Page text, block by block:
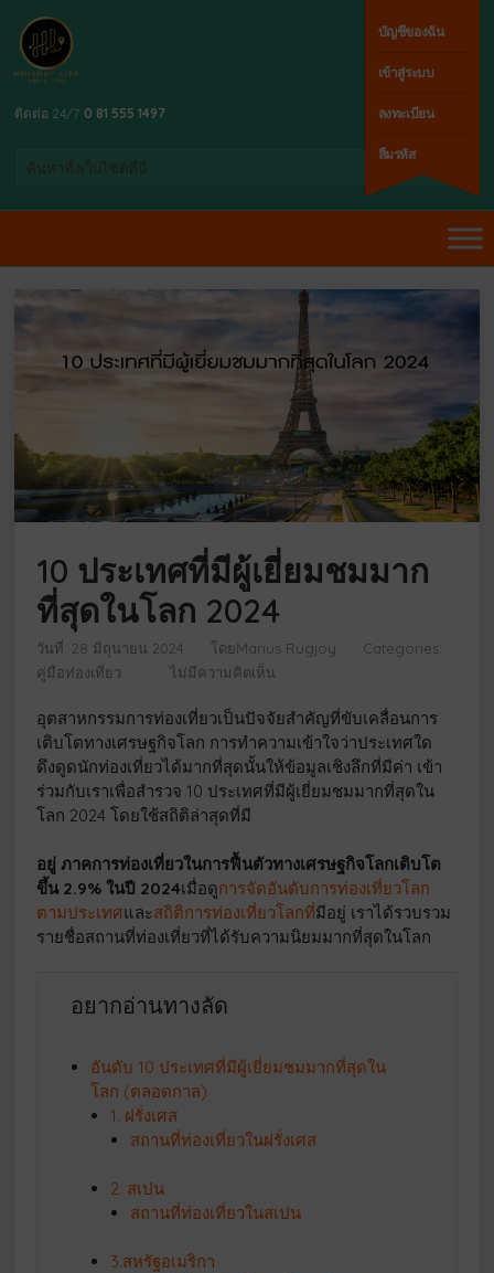
บัญชีของฉัน
เข้าสู่ระบบ
ลงทะเบียน
ลืมรหัส
ติดต่อ 24/7 0 81 555 1497
10 ประเทศที่มีผู้เยี่ยมชมมาก
ที่สุดในโลก 2024
วันที่: 28 มิถุนายน 2024 โดย Manus Rugjoy
Categories:
คู่มือท่องเที่ยว
ไม่มีความคิดเห็น
อุตสาหกรรมการท่องเที่ยวเป็นปัจจัยสำคัญที่ขับเคลื่อนการ
เติบโตทางเศรษฐกิจโลก การทำความเข้าใจว่าประเทศใด
ดึงดูดนักท่องเที่ยวได้มากที่สุดนั้นให้ข้อมูลเชิงลึกที่มีค่า เข้า
ร่วมกับเราเพื่อสำรวจ 10 ประเทศที่มีผู้เยี่ยมชมมากที่สุดใน
โลก 2024 โดยใช้สถิติล่าสุดที่มี
อยู่ ภาคการท่องเที่ยวในการฟื้นตัวทางเศรษฐกิจโลกเติบโต
ขึ้น 2.9% ในปี 2024เมื่อดูการจัดอันดับการท่องเที่ยวโลก
ตามประเทศและสถิติการท่องเที่ยวโลกที่มีอยู่ เราได้รวบรวม
รายชื่อสถานที่ท่องเที่ยวที่ได้รับความนิยมมากที่สุดในโลก
อยากอ่านทางลัด
อันดับ 10 ประเทศที่มีผู้เยี่ยมชมมากที่สุดใน
โลก (ตลอดกาล)
1. ฝรั่งเศส
สถานที่ท่องเที่ยวในฝรั่งเศส
2. สเปน
สถานที่ท่องเที่ยวในสเปน
3.สหรัฐอเมริกา